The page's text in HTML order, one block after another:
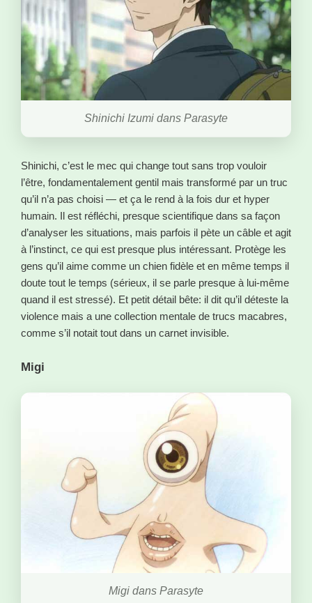
Shinichi Izumi dans Parasyte
Shinichi, c’est le mec qui change tout sans trop vouloir
l’être, fondamentalement gentil mais transformé par un truc
qu’il n’a pas choisi — et ça le rend à la fois dur et hyper
humain. Il est réfléchi, presque scientifique dans sa façon
d’analyser les situations, mais parfois il pète un câble et agit
à l’instinct, ce qui est presque plus intéressant. Protège les
gens qu’il aime comme un chien fidèle et en même temps il
doute tout le temps (sérieux, il se parle presque à lui-même
quand il est stressé). Et petit détail bête: il dit qu’il déteste la
violence mais a une collection mentale de trucs macabres,
comme s’il notait tout dans un carnet invisible.
Migi
Migi dans Parasyte